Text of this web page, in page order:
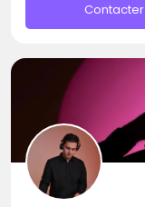
Contacter